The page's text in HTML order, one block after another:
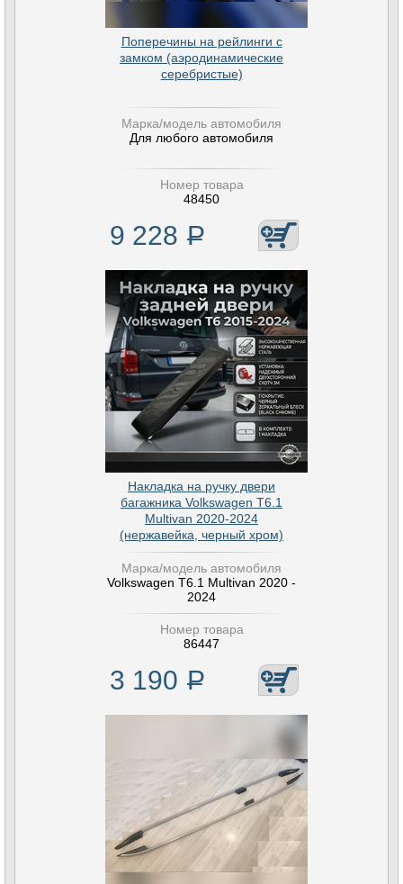
Поперечины на рейлинги с
замком (аэродинамические
серебристые)
Марка/модель автомобиля
Для любого автомобиля
Номер товара
48450
9 228 Р
Накладка на ручку двери
багажника Volkswagen T6.1
Multivan 2020-2024
(нержавейка, черный хром)
Марка/модель автомобиля
Volkswagen T6.1 Multivan 2020 -
2024
Номер товара
86447
3 190 Р